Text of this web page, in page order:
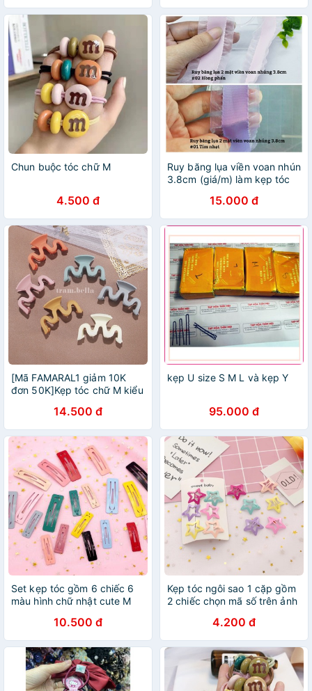
Chun buộc tóc chữ M
4.500 đ
Ruy băng lụa viền voan nhún
3.8cm (giá/m) làm kẹp tóc
15.000 đ
[Mã FAMARAL1 giảm 10K
đơn 50K]Kẹp tóc chữ M kiểu
14.500 đ
kẹp U size S M L và kẹp Y
95.000 đ
Set kẹp tóc gồm 6 chiếc 6
màu hình chữ nhật cute M
10.500 đ
Kẹp tóc ngôi sao 1 cặp gồm
2 chiếc chọn mã số trên ảnh
4.200 đ